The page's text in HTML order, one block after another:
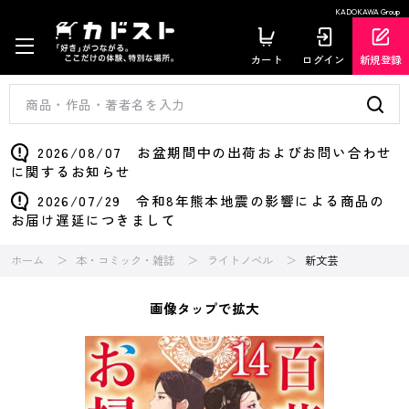
KADOKAWA Group
カート ログイン 新規登録
2026/08/07 お盆期間中の出荷およびお問い合わせ
に関するお知らせ
2026/07/29 令和8年熊本地震の影響による商品の
お届け遅延につきまして
ホーム 本・コミック・雑誌 ライトノベル 新文芸
画像タップで拡大